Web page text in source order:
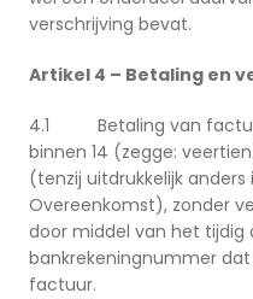
verschrijving bevat.
Artikel 4 – Betaling en
4.1 Betaling van
binnen 14 (zegge:
(tenzij uitdrukkelijk anders
Overeenkomst), zonder
door middel van het tijdig
bankrekeningnummer
factuur.